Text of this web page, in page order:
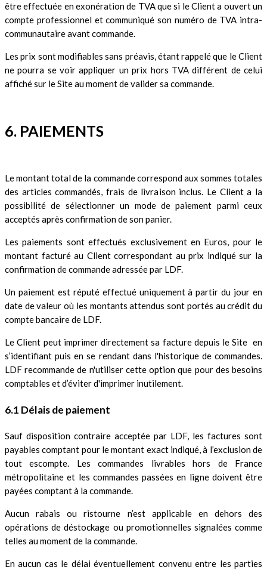
être effectuée en exonération de TVA que si le Client a ouvert un
compte professionnel et communiqué son numéro de TVA intra-
communautaire avant commande.
Les prix sont modifiables sans préavis, étant rappelé que le Client
ne pourra se voir appliquer un prix hors TVA différent de celui
affiché sur le Site au moment de valider sa commande.
6. PAIEMENTS
Le montant total de la commande correspond aux sommes totales
des articles commandés, frais de livraison inclus. Le Client a la
possibilité de sélectionner un mode de paiement parmi ceux
acceptés après confirmation de son panier.
Les paiements sont effectués exclusivement en Euros, pour le
montant facturé au Client correspondant au prix indiqué sur la
confirmation de commande adressée par LDF.
Un paiement est réputé effectué uniquement à partir du jour en
date de valeur où les montants attendus sont portés au crédit du
compte bancaire de LDF.
Le Client peut imprimer directement sa facture depuis le Site en
s’identifiant puis en se rendant dans l'historique de commandes.
LDF recommande de n'utiliser cette option que pour des besoins
comptables et d’éviter d'imprimer inutilement.
6.1 Délais de paiement
Sauf disposition contraire acceptée par LDF, les factures sont
payables comptant pour le montant exact indiqué, à l’exclusion de
tout escompte. Les commandes livrables hors de France
métropolitaine et les commandes passées en ligne doivent être
payées comptant à la commande.
Aucun rabais ou ristourne n’est applicable en dehors des
opérations de déstockage ou promotionnelles signalées comme
telles au moment de la commande.
En aucun cas le délai éventuellement convenu entre les parties